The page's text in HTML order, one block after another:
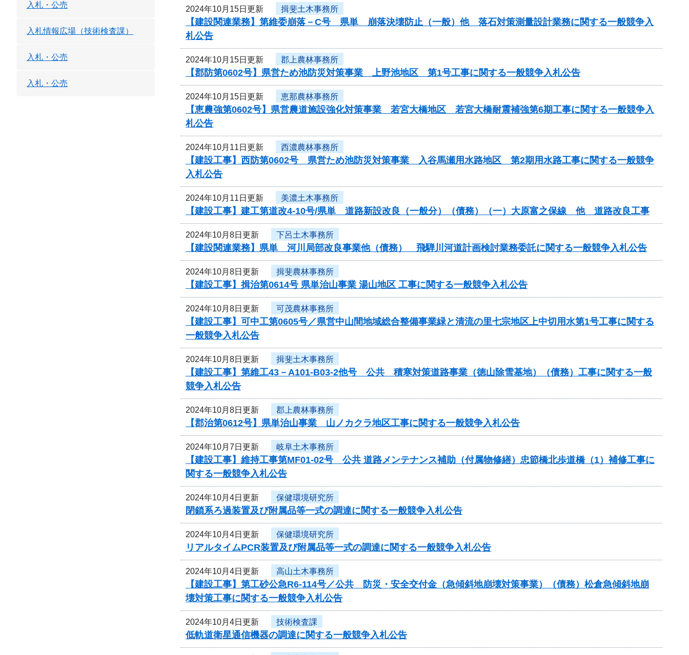
2024年10月15日更新 揖斐土木事務所
【建設関連業務】第維委崩落－C号 県単 崩落決壊防止（一般）他 落石対策測量設計業務に関する一般競争入
札公告
2024年10月15日更新 郡上農林事務所
【郡防第0602号】県営ため池防災対策事業 上野池地区 第1号工事に関する一般競争入札公告
2024年10月15日更新 恵那農林事務所
【恵農強第0602号】県営農道施設強化対策事業 若宮大橋地区 若宮大橋耐震補強第6期工事に関する一般競争入
札公告
2024年10月11日更新 西濃農林事務所
【建設工事】西防第0602号 県営ため池防災対策事業 入谷馬瀬用水路地区 第2期用水路工事に関する一般競争
入札公告
2024年10月11日更新 美濃土木事務所
【建設工事】建工第道改4-10号/県単 道路新設改良（一般分）（債務）（一）大原富之保線 他 道路改良工事
2024年10月8日更新 下呂土木事務所
【建設関連業務】県単 河川局部改良事業他（債務） 飛騨川河道計画検討業務委託に関する一般競争入札公告
2024年10月8日更新 揖斐農林事務所
【建設工事】揖治第0614号 県単治山事業 湯山地区 工事に関する一般競争入札公告
2024年10月8日更新 可茂農林事務所
【建設工事】可中工第0605号／県営中山間地域総合整備事業緑と清流の里七宗地区上中切用水第1号工事に関する
一般競争入札公告
2024年10月8日更新 揖斐土木事務所
【建設工事】第維工43－A101-B03-2他号 公共 積寒対策道路事業（徳山除雪基地）（債務）工事に関する一般
競争入札公告
2024年10月8日更新 郡上農林事務所
【郡治第0612号】県単治山事業 山ノカクラ地区工事に関する一般競争入札公告
2024年10月7日更新 岐阜土木事務所
【建設工事】維持工事第MF01-02号 公共 道路メンテナンス補助（付属物修繕）忠節橋北歩道橋（1）補修工事に
関する一般競争入札公告
2024年10月4日更新 保健環境研究所
閉鎖系ろ過装置及び附属品等一式の調達に関する一般競争入札公告
2024年10月4日更新 保健環境研究所
リアルタイムPCR装置及び附属品等一式の調達に関する一般競争入札公告
2024年10月4日更新 高山土木事務所
【建設工事】第工砂公急R6-114号／公共 防災・安全交付金（急傾斜地崩壊対策事業）（債務）松倉急傾斜地崩
壊対策工事に関する一般競争入札公告
2024年10月4日更新 技術検査課
低軌道衛星通信機器の調達に関する一般競争入札公告
入札・公売
入札情報広場（技術検査課）
入札・公売
入札・公売